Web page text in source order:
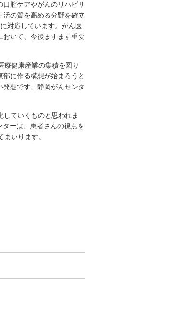
腔ケアやがんのリハビリ
活の質を高める分野を確立
対応しています。がん医
おいて、今後ますます重要
健康産業の集積を図り
部に作る構想が始まろうと
想です。静岡がんセンタ
ていくものと思われま
ーは、患者さんの視点を
いります。